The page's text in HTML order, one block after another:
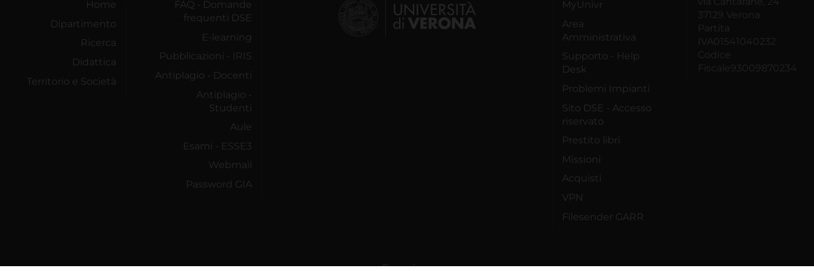
Home
Dipartimento
Ricerca
Didattica
Territorio e Società
FAQ - Domande
frequenti DSE
E-learning
Pubblicazioni - IRIS
Antiplagio - Docenti
Antiplagio -
Studenti
Aule
Esami - ESSE3
Webmail
Password GIA
MyUnivr
Area
Amministrativa
Supporto - Help
Desk
Problemi Impianti
Sito DSE - Accesso
riservato
Prestito libri
Missioni
Acquisti
VPN
Filesender GARR
37129 Verona
Partita
IVA01541040232
Codice
Fiscale93009870234